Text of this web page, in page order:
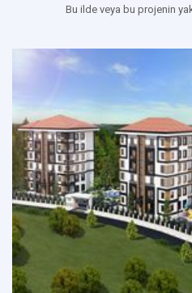
Bu ilde veya bu projenin